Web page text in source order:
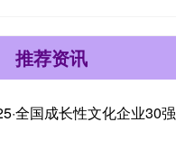
推荐资讯
全国成长性文化企业30强